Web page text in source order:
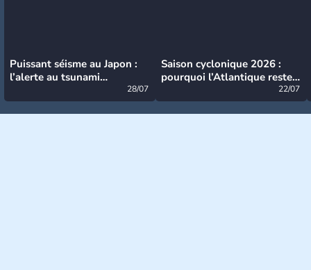
Puissant séisme au Japon :
l’alerte au tsunami
28/07
Saison cyclonique 2026 :
pourquoi l’Atlantique reste
22/07